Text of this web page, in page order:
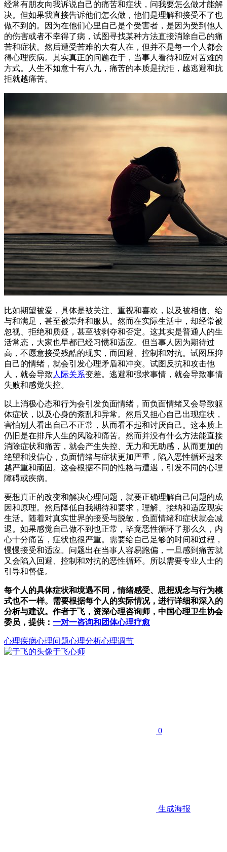
经常有朋友向我诉说自己的痛苦和症状，问我要怎么做才能解
决。但如果我直接告诉他们怎么做，他们是理解和接受不了也
做不到的。因为在他们心里自己是个受害者，是因为受到他人
的伤害或者不幸得了病，试图寻找某种方法直接消除自己的痛
苦和症状。然后遭受苦难的大有人在，但并不是每一个人都会
得心理疾病。其实真正的问题在于，当事人看待和应对苦难的
方式。人生不如意十有八九，痛苦的本质是抗拒，越逃避和抗
拒就越痛苦。
比如期望被爱，具体是被关注、重视和喜欢，以及被相信、给
与和满足，甚至被崇拜和服从。然而在实际生活中，却经常被
忽视、拒绝和质疑，甚至被剥夺和否定。这其实是普通人的生
活常态，大家也早都已经习惯和适应。但当事人因为期待过
高，不愿意接受残酷的现实，而回避、控制和对抗。试图压抑
自己的情绪，就会引发心理矛盾和冲突。试图反抗和攻击他
人，就会导致人际关系变差。逃避和强求事情，就会导致事情
失败和感觉失控。
以上消极心态和行为会引发负面情绪，而负面情绪又会导致躯
体症状，以及心身的紊乱和异常。然后又担心自己出现症状，
害怕别人看出自己不正常，从而看不起和讨厌自己。这本质上
仍旧是在排斥人生的风险和痛苦。然而并没有什么方法能直接
消除症状和痛苦，就会产生失控、无力和无助感，从而更加的
绝望和没信心，负面情绪与症状更加严重，陷入恶性循环越来
越严重和顽固。这会根据不同的性格与遭遇，引发不同的心理
障碍或疾病。
要想真正的改变和解决心理问题，就要正确理解自己问题的成
因和原理。然后降低自我期待和要求，理解、接纳和适应现实
生活。随着对真实世界的接受与脱敏，负面情绪和症状就会减
退。如果感觉自己做不到也正常，毕竟恶性循环了那么久，内
心十分痛苦，症状也很严重。需要给自己足够的时间和过程，
慢慢接受和适应。问题出在当事人容易跑偏，一旦感到痛苦就
又会陷入回避、控制和对抗的恶性循环。所以需要专业人士的
引导和督促。
每个人的具体症状和境遇不同，情绪感受、思想观念与行为模
式也不一样。需要根据每个人的实际情况，进行详细和深入的
分析与建议。作者于飞，资深心理咨询师，中国心理卫生协会
委员，提供： 一对一咨询和团体心理疗愈
心理疾病心理问题心理分析心理调节
于飞心师
0
生成海报